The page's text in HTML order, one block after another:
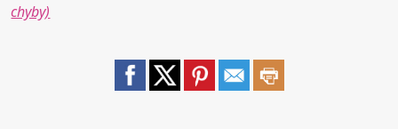
chyby)